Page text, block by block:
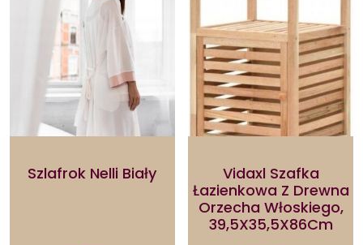
Szlafrok Nelli Biały
Vidaxl Szafka
Łazienkowa Z Drewna
Orzecha Włoskiego,
39,5X35,5X86Cm